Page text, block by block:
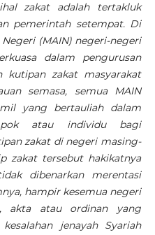
zakat adalah tertakluk
pemerintah setempat. Di
(MAIN) negeri-negeri
dalam pengurusan
kutipan zakat masyarakat
semasa, semua MAIN
yang bertauliah dalam
atau individu bagi
zakat di negeri masing-
zakat tersebut hakikatnya
dibenarkan merentasi
hampir kesemua negeri
akta atau ordinan yang
jenayah Syariah